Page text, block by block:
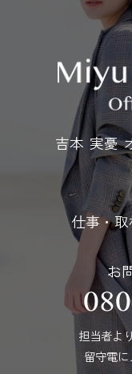
吉本 実憂
仕事・
お
担当者よ
留守電